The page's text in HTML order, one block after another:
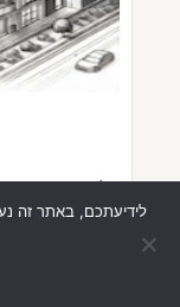
⚖️תשריט דירה,
טכני. זהו